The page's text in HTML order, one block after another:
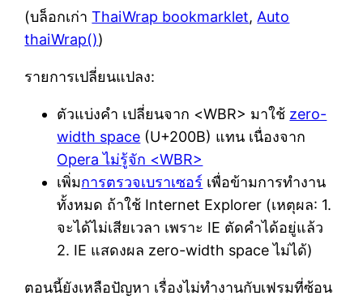
(บล็อกเก่าThaiWrap bookmarklet, Auto
thaiWrap())
รายการเปลี่ยนแปลง:
ตัวแบ่งคำ เปลี่ยนจาก <WBR> มาใช้ zero-
width space (U+200B) แทน เนื่องจาก
Opera ไม่รู้จัก <WBR>
เพิ่มการตรวจเบราเซอร์ เพื่อข้ามการทำงาน
ทั้งหมด ถ้าใช้ Internet Explorer (เหตุผล: 1.
จะได้ไม่เสียเวลา เพราะ IE ตัดคำได้อยู่แล้ว
2. IE แสดงผล zero-width space ไม่ได้)
ตอนนี้ยังเหลือปัญหา เรื่องไม่ทำงานกับเฟรมที่ซ้อน